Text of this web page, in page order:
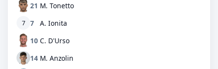
21 M. Tonetto
7 7
A. Ionita
10 C. D'Urso
14 M. Anzolin